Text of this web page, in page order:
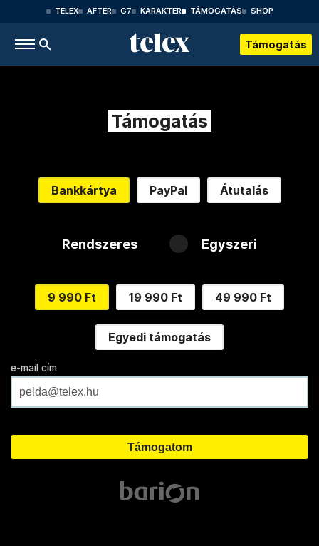
TELEX AFTER G7 KARAKTER TÁMOGATÁS SHOP
Támogatás
Támogatás
Bankkártya PayPal Átutalás
Rendszeres Egyszeri
9 990 Ft 19 990 Ft 49 990 Ft
Egyedi támogatás
e-mail cím